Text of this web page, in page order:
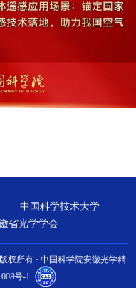
中国科学技术大学
省光学学会
版权所有 · 中国科学院安徽光学精
号-1